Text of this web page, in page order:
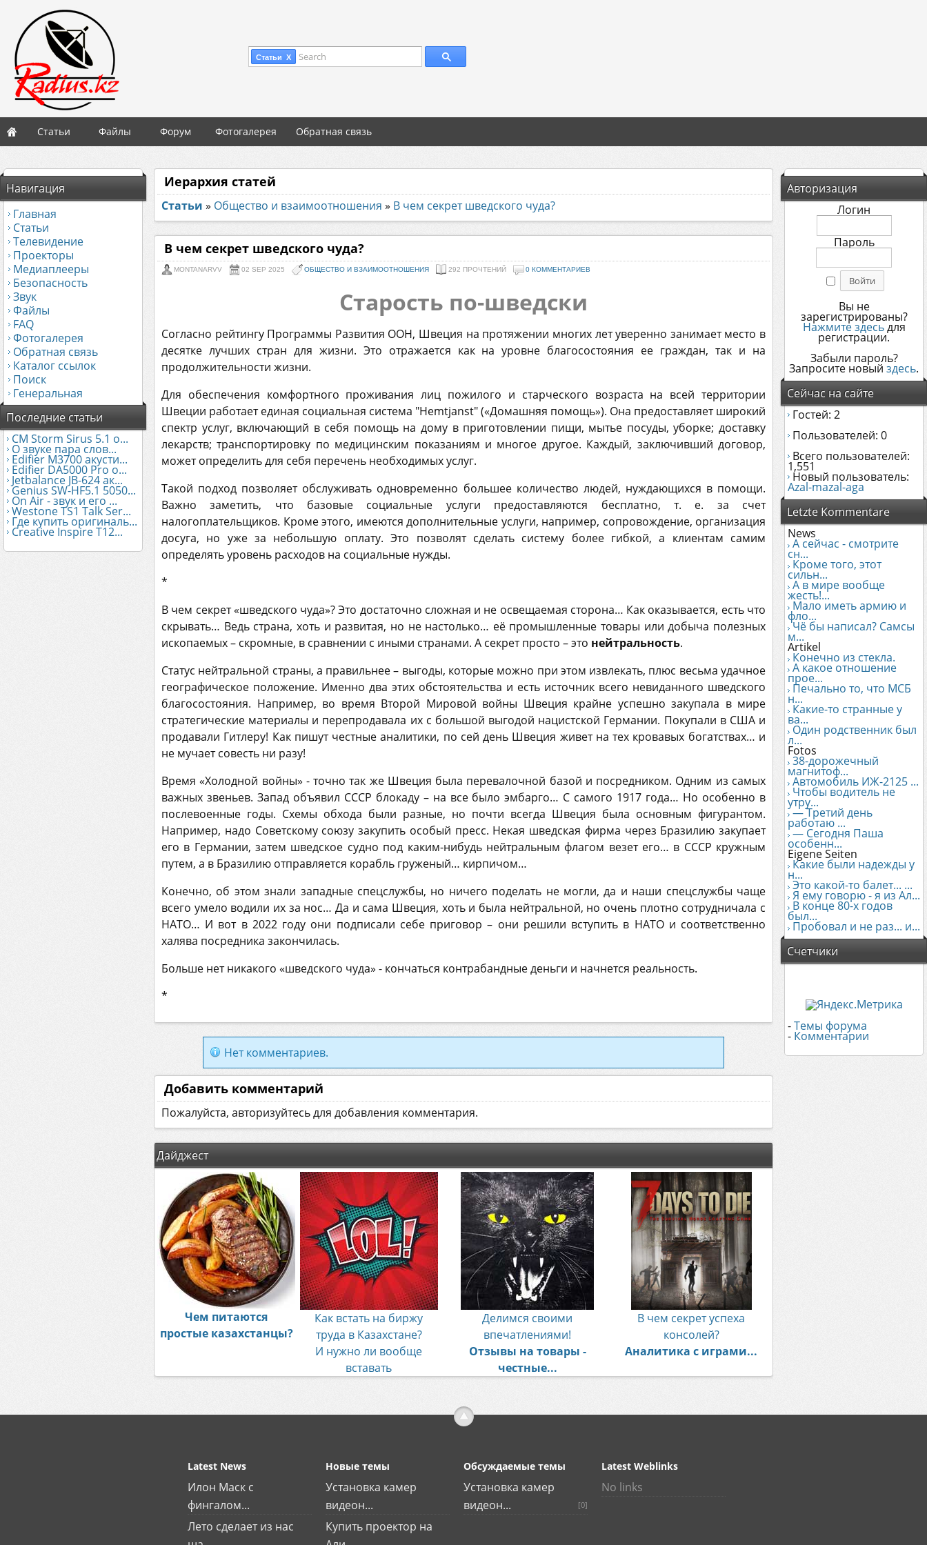
Статьи X Search
Статьи Файлы Форум Фотогалерея Обратная связь
Навигация
Главная
Статьи
Телевидение
Проекторы
Медиаплееры
Безопасность
Звук
Файлы
FAQ
Фотогалерея
Обратная связь
Каталог ссылок
Поиск
Генеральная
Последние статьи
CM Storm Sirus 5.1 о...
О звуке пара слов...
Edifier М3700 акусти...
Edifier DA5000 Pro о...
Jetbalance JB-624 ак...
Genius SW-HF5.1 5050...
On Air - звук и его ...
Westone TS1 Talk Ser...
Где купить оригиналь...
Creative Inspire T12...
Авторизация
Логин
Пароль
Вы не
зарегистрированы?
Нажмите здесьдля
регистрации.
Забыли пароль?
Запросите новый здесь.
Сейчас на сайте
Гостей: 2
Пользователей: 0
Всего пользователей:
1,551
Новый пользователь:
Azal-mazal-aga
Letzte Kommentare
News
А сейчас - смотрите
сн...
Кроме того, этот
сильн...
А в мире вообще
жесть!...
Мало иметь армию и
фло...
Чё бы написал? Самсы
м...
Artikel
Конечно из стекла.
А какое отношение
прое...
Печально то, что МСБ
н...
Какие-то странные у
ва...
Один родственник был
л...
Fotos
38-дорожечный
магнитоф...
Автомобиль ИЖ-2125 ...
Чтобы водитель не
утру...
— Третий день
работаю ...
— Сегодня Паша
особенн...
Eigene Seiten
Какие были надежды у
н...
Это какой-то балет... ...
Я ему говорю - я из Ал...
В конце 80-х годов
был...
Пробовал и не раз... и...
Счетчики
-Темы форума
- Комментарии
Иерархия статей
Статьи » Общество и взаимоотношения » В чем секрет шведского чуда?
В чем секрет шведского чуда?
MONTANARVV 02 SEP 2025 ОБЩЕСТВО И ВЗАИМООТНОШЕНИЯ 292 ПРОЧТЕНИЙ 0 КОММЕНТАРИЕВ
Старость по-шведски
Согласно рейтингу Программы Развития ООН, Швеция на протяжении многих лет уверенно занимает место в
десятке лучших стран для жизни. Это отражается как на уровне благосостояния ее граждан, так и на
продолжительности жизни.
Для обеспечения комфортного проживания лиц пожилого и старческого возраста на всей территории
Швеции работает единая социальная система "Hemtjanst" («Домашняя помощь»). Она предоставляет широкий
спектр услуг, включающий в себя помощь на дому в приготовлении пищи, мытье посуды, уборке; доставку
лекарств; транспортировку по медицинским показаниям и многое другое. Каждый, заключивший договор,
может определить для себя перечень необходимых услуг.
Такой подход позволяет обслуживать одновременно большее количество людей, нуждающихся в помощи.
Важно заметить, что базовые социальные услуги предоставляются бесплатно, т. е. за счет
налогоплательщиков. Кроме этого, имеются дополнительные услуги, например, сопровождение, организация
досуга, но уже за небольшую оплату. Это позволят сделать систему более гибкой, а клиентам самим
определять уровень расходов на социальные нужды.
*
В чем секрет «шведского чуда»? Это достаточно сложная и не освещаемая сторона… Как оказывается, есть что
скрывать… Ведь страна, хоть и развитая, но не настолько… её промышленные товары или добыча полезных
ископаемых – скромные, в сравнении с иными странами. А секрет просто – это нейтральность.
Статус нейтральной страны, а правильнее – выгоды, которые можно при этом извлекать, плюс весьма удачное
географическое положение. Именно два этих обстоятельства и есть источник всего невиданного шведского
благосостояния. Например, во время Второй Мировой войны Швеция крайне успешно закупала в мире
стратегические материалы и перепродавала их с большой выгодой нацистской Германии. Покупали в США и
продавали Гитлеру! Как пишут честные аналитики, по сей день Швеция живет на тех кровавых богатствах… и
не мучает совесть ни разу!
Время «Холодной войны» - точно так же Швеция была перевалочной базой и посредником. Одним из самых
важных звеньев. Запад объявил СССР блокаду – на все было эмбарго… С самого 1917 года… Но особенно в
послевоенные годы. Схемы обхода были разные, но почти всегда Швеция была основным фигурантом.
Например, надо Советскому союзу закупить особый пресс. Некая шведская фирма через Бразилию закупает
его в Германии, затем шведское судно под каким-нибудь нейтральным флагом везет его… в СССР кружным
путем, а в Бразилию отправляется корабль груженый… кирпичом…
Конечно, об этом знали западные спецслужбы, но ничего поделать не могли, да и наши спецслужбы чаще
всего умело водили их за нос… Да и сама Швеция, хоть и была нейтральной, но очень плотно сотрудничала с
НАТО… И вот в 2022 году они подписали себе приговор – они решили вступить в НАТО и соответственно
халява посредника закончилась.
Больше нет никакого «шведского чуда» - кончаться контрабандные деньги и начнется реальность.
*
Нет комментариев.
Добавить комментарий
Пожалуйста, авторизуйтесь для добавления комментария.
Дайджест
Чем питаются
простые казахстанцы?
Как встать на биржу
труда в Казахстане?
И нужно ли вообще
вставать
Делимся своими
впечатлениями!
Отзывы на товары -
честные...
В чем секрет успеха
консолей?
Аналитика с играми...
Latest News
Илон Маск с
фингалом...
Лето сделает из нас
Новые темы
Установка камер
видеон...
Купить проектор на
Обсуждаемые темы
Установка камер
видеон...
[0]
Latest Weblinks
No links